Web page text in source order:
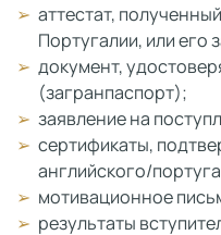
аттестат,
Португалии, или его
документ,
(загранпаспорт);
заявление на
сертификаты,
английского/
мотивационное
результаты